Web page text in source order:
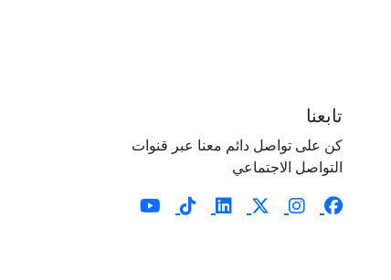
تابعنا
كن على تواصل دائم معنا عبر قنوات
التواصل الاجتماعي